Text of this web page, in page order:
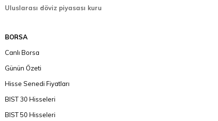
Uluslarası döviz piyasası kuru
BORSA
Canlı Borsa
Günün Özeti
Hisse Senedi Fiyatları
BIST 30 Hisseleri
BIST 50 Hisseleri